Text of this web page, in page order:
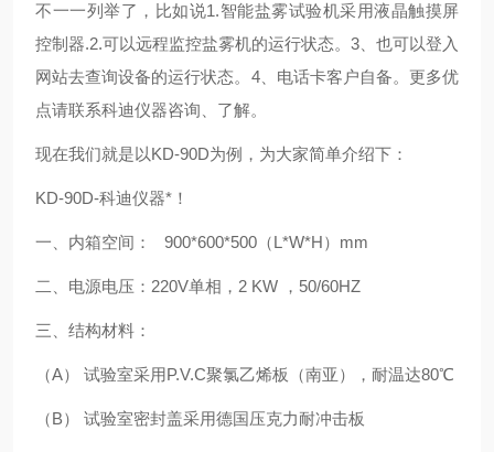
不一一列举了，比如说1.智能盐雾试验机采用液晶触摸屏
控制器.2.可以远程监控盐雾机的运行状态。3、也可以登入
网站去查询设备的运行状态。4、电话卡客户自备。更多优
点请联系科迪仪器咨询、了解。
现在我们就是以KD-90D为例，为大家简单介绍下：
KD-90D-科迪仪器*！
一、内箱空间： 900*600*500（L*W*H）mm
二、电源电压：220V单相，2 KW ，50/60HZ
三、结构材料：
（A） 试验室采用P.V.C聚氯乙烯板（南亚），耐温达80℃
（B） 试验室密封盖采用德国压克力耐冲击板